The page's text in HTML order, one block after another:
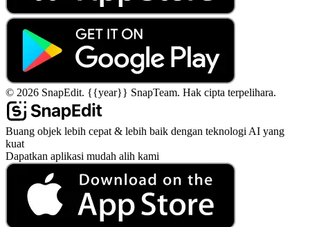
© 2026 SnapEdit. {{year}} SnapTeam. Hak cipta terpelihara.
Buang objek lebih cepat & lebih baik dengan teknologi AI yang
kuat
Dapatkan aplikasi mudah alih kami